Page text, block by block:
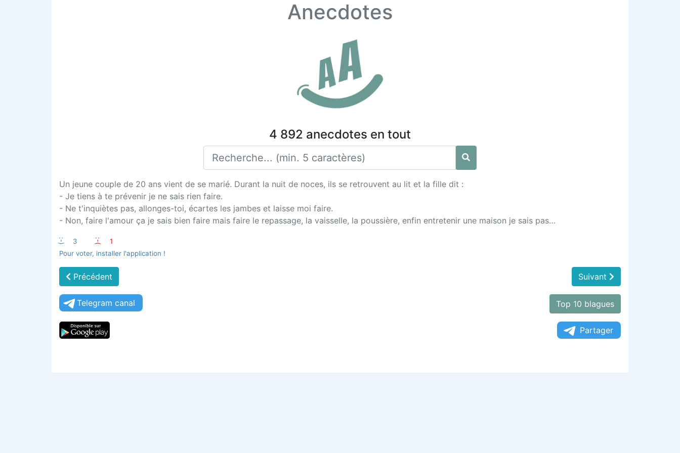
Anecdotes
4 892 anecdotes en tout
Un jeune couple de 20 ans vient de se marié. Durant la nuit de noces, ils se retrouvent au lit et la fille dit :
- Je tiens à te prévenir je ne sais rien faire.
- Ne t'inquiètes pas, allonges-toi, écartes les jambes et laisse moi faire.
- Non, faire l'amour ça je sais bien faire mais faire le repassage, la vaisselle, la poussière, enfin entretenir une maison je sais pas…
:-) 3 :-(
1
Pour voter, installer l'application !
Précédent Suivant
Telegram canal Top 10 blagues
Partager